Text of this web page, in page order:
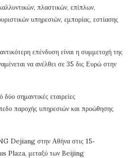
πλαστικών, επίπλων,
υπηρεσιών, εμπορίας, εστίασης
επένδυση είναι η συμμετοχή της
να ανέλθει σε 35 δις Ευρώ στην
σημαντικές εταιρείες
παροχής υπηρεσιών και προώθησης
Dejiang στην Αθήνα στις 15‐
Plaza, μεταξύ των Beijing